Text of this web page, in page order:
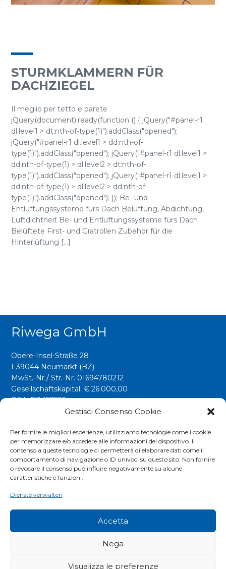
Gestisci Consenso Cookie
Per fornire le migliori esperienze, utilizziamo tecnologie come i cookie
per memorizzare e/o accedere alle informazioni del dispositivo. Il
consenso a queste tecnologie ci permetterà di elaborare dati come il
comportamento di navigazione o ID univoci su questo sito. Non fornire
o revocare il consenso può influire negativamente su alcune
caratteristiche e funzioni.
Dienste verwalten
Accetta
Nega
Visualizza le preferenze
STURMKLAMMERN FÜR
DACHZIEGEL
Il meglio per tetto e parete
jQuery(document).ready(function () { jQuery("#panel-r1
dl.level1 > dt:nth-of-type(1)").addClass("opened");
jQuery("#panel-r1 dl.level1 > dd:nth-of-
type(1)").addClass("opened"); jQuery("#panel-r1 dl.level1 >
dd:nth-of-type(1) > dl.level2 > dt:nth-of-
type(1)").addClass("opened"); jQuery("#panel-r1 dl.level1 >
dd:nth-of-type(1) > dl.level2 > dd:nth-of-
type(1)").addClass("opened"); }); Be- und
Entlüftungssysteme fürs Dach Belüftung, Abdichtung,
Luftdichtheit Be- und Entlüftungssysteme fürs Dach
Belüftete First- und Gratrollen Zubehör für die
Hinterlüftung [...]
Riwega GmbH
Obere-Insel-Straße 28
I-39044 Neumarkt (BZ)
MwSt.-Nr./ Str.-Nr. 01694780212
Gesellschaftskapital: € 26.000,00
REA: BZ 157538
info@riwega.com
Tel.+39 0471 827500
Social